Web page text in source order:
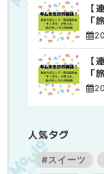
【
「
尾
【
「
尾
人気タグ
#スイーツ